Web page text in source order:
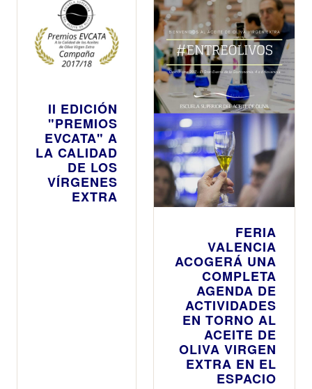
II EDICIÓN
"PREMIOS
EVCATA" A
LA CALIDAD
DE LOS
VÍRGENES
EXTRA
FERIA
VALENCIA
ACOGERÁ UNA
COMPLETA
AGENDA DE
ACTIVIDADES
EN TORNO AL
ACEITE DE
OLIVA VIRGEN
EXTRA EN EL
ESPACIO